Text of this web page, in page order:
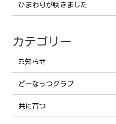
ひまわりが咲きました
カテゴリー
お知らせ
どーなっつクラブ
共に育つ